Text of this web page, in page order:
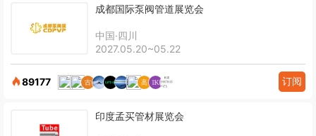
成都国际泵阀管道展览会
中国·四川
2027.05.20~05.22
89177 订阅
印度孟买管材展览会